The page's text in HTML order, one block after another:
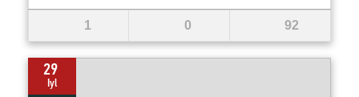
1 0 92
29
Iyl